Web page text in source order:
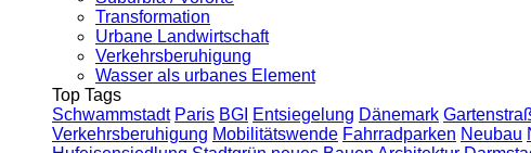
Transformation
Urbane Landwirtschaft
Verkehrsberuhigung
Wasser als urbanes Element
Top Tags
Schwammstadt Paris BGI Entsiegelung Dänemark
Verkehrsberuhigung Mobilitätswende Fahrradparken Neubau